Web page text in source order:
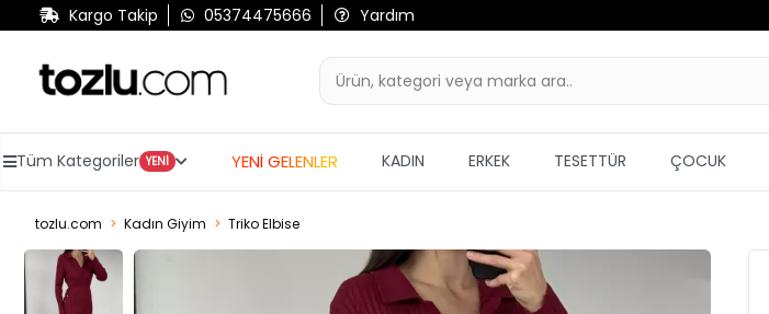
Kargo Takip 05374475666 Yardım
Tüm Kategoriler YENİ YENİ GELENLER KADIN ERKEK TESETTÜR ÇOCUK
tozlu.com Kadın Giyim Triko Elbise